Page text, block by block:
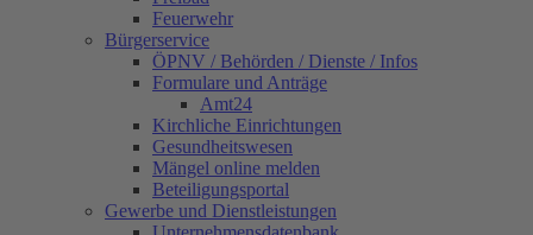
Feuerwehr
Bürgerservice
ÖPNV / Behörden / Dienste / Infos
Formulare und Anträge
Amt24
Kirchliche Einrichtungen
Gesundheitswesen
Mängel online melden
Beteiligungsportal
Gewerbe und Dienstleistungen